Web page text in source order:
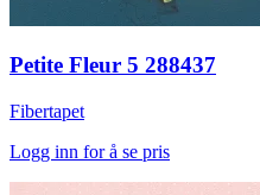
Petite Fleur 5 288437
Fibertapet
Logg inn for å se pris